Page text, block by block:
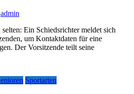
admin
Ein Schiedsrichter meldet sich
um Kontaktdaten für eine
Der Vorsitzende teilt seine
Sportarten